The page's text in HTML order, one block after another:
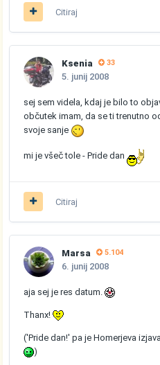
Citiraj
Ksenia 33
5. junij 2008
sej sem videla, kdaj je bilo to
občutek imam, da se ti trenutno
svoje sanje
mi je všeč tole - Pride dan
Citiraj
Marsa 5.104
6. junij 2008
aja sej je res datum.
Thanx!
('Pride dan!' pa je Homerjeva
)